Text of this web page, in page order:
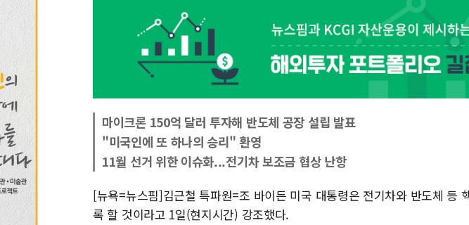
마이크론 150억 달러 투자해 반도체 공장 설립 발표
"미국인에 또 하나의 승리" 환영
11월 선거 위한 이슈화...전기차 보조금 협상 난항
[뉴욕=뉴스핌]김근철 특파원=조 바이든 미국 대통령은 전기차와 반도체 등
록 할 것이라고 1일(현지시간) 강조했다.